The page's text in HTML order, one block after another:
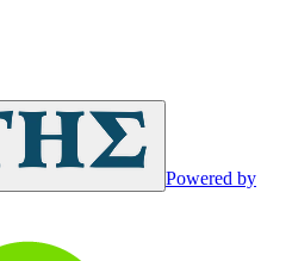
Powered by